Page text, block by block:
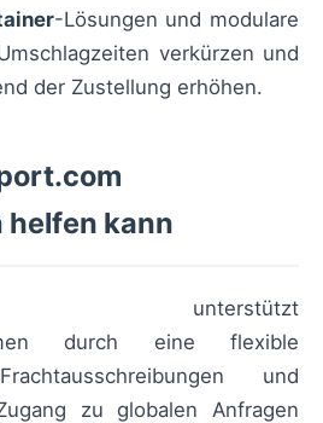
-Lösungen und modulare
verkürzen und
der Zustellung erhöhen.
kann
unterstützt
durch eine flexible
und
zu globalen Anfragen